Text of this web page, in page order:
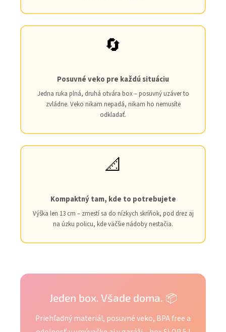
🔄
Posuvné veko pre každú situáciu
Jedna ruka plná, druhá otvára box – posuvný uzáver to
zvládne. Veko nikam nepadá, nikam ho nemusíte
odkladať.
📐
Kompaktný tam, kde to potrebujete
Výška len 13 cm – zmestí sa do nízkych skríňok, pod drez aj
na úzku policu, kde väčšie nádoby nestačia.
Jeden box. Všade doma. 📦
Priehľadný materiál, posuvné veko, BPA free a